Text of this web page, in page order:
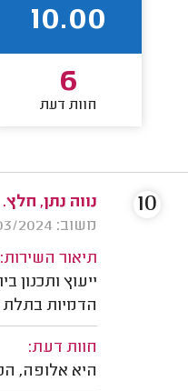
10.00
6
חוות דעת
נווה נתן, חלץ.
משוב: 15/03/2024
תיאור השירות:
הדמיות
חוות דעת:
היא אלופה,
10